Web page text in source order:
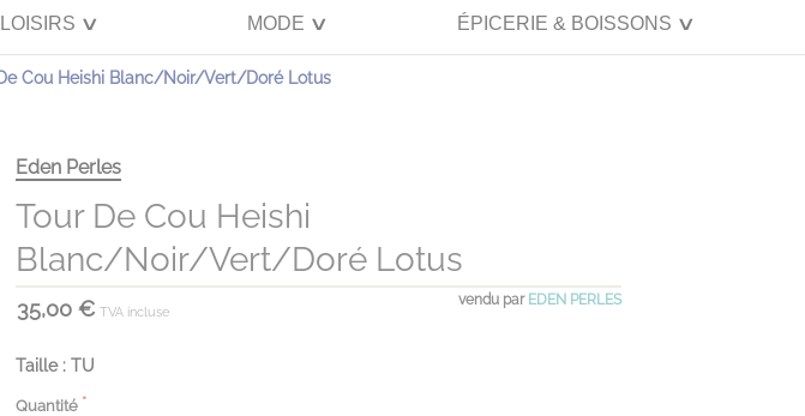
MODE ÉPICERIE & BOISSONS
Cou Heishi Blanc/Noir/Vert/Doré Lotus
Eden Perles
Tour De Cou Heishi
Blanc/noir/vert/doré Lotus
vendu par EDEN PERLES
35,00 € TVA incluse
Taille : TU
Quantité